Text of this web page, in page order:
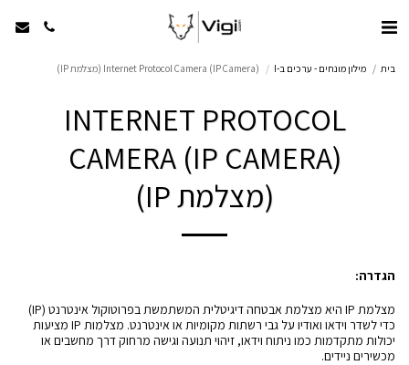
בית מילון מונחים - ערכים ב-I Internet Protocol Camera (IP Camera) (מצלמת IP)
INTERNET PROTOCOL
CAMERA (IP CAMERA)
(מצלמת IP)
הגדרה:
מצלמת IP היא מצלמת אבטחה דיגיטלית המשתמשת בפרוטוקול אינטרנט (IP)
כדי לשדר וידאו ואודיו על גבי רשתות מקומיות או אינטרנט. מצלמות IP מציעות
יכולות מתקדמות כמו ניתוח וידאו, זיהוי תנועה וגישה מרחוק דרך מחשבים או
מכשירים ניידים.